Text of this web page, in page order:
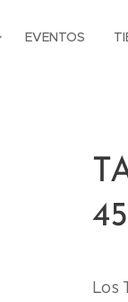
EVENTOS
Los